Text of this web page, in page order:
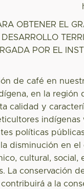
OBTENER EL
DESARROLLO
POR EL
de café en
en la región
calidad y
políticas
disminución en
cultural,
La conservación
contribuirá a la